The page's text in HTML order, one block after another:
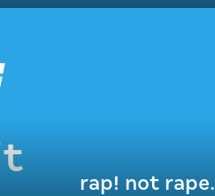
rap! not rape.